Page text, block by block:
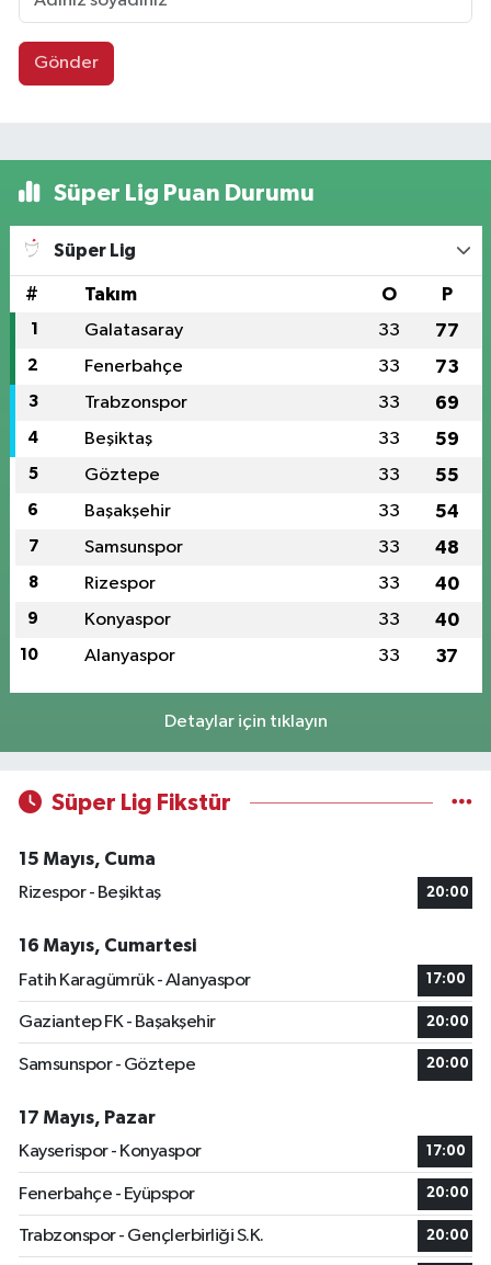
Gönder
Süper Lig Puan Durumu
Süper Lig
# Takım O P
1 Galatasaray 33 77
2 Fenerbahçe 33 73
3 Trabzonspor 33 69
4 Beşiktaş 33 59
5 Göztepe 33 55
6 Başakşehir 33 54
7 Samsunspor 33 48
8 Rizespor 33 40
9 Konyaspor 33 40
10 Alanyaspor 33 37
Detaylar için tıklayın
Süper Lig Fikstür
15 Mayıs, Cuma
Rizespor - Beşiktaş
20:00
16 Mayıs, Cumartesi
Fatih Karagümrük - Alanyaspor
17:00
Gaziantep FK - Başakşehir 20:00
Samsunspor - Göztepe 20:00
17 Mayıs, Pazar
Kayserispor - Konyaspor
17:00
Fenerbahçe - Eyüpspor 20:00
Trabzonspor - Gençlerbirliği S.K. 20:00